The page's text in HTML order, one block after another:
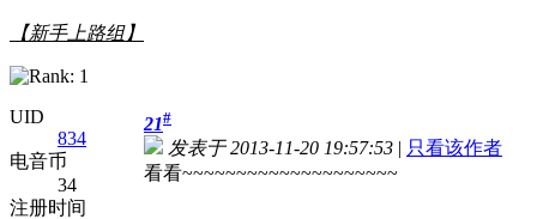
【新手上路组】
UID
834
电音币
34
注册时间
21#
发表于 2013-11-20 19:57:53 | 只看该作者
看看~~~~~~~~~~~~~~~~~~~~